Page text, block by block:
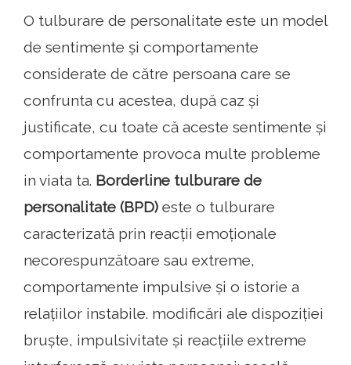
O tulburare de personalitate este un model
de sentimente și comportamente
considerate de către persoana care se
confrunta cu acestea, după caz ​​și
justificate, cu toate că aceste sentimente și
comportamente provoca multe probleme
in viata ta. Borderline tulburare de
personalitate (BPD) este o tulburare
caracterizată prin reacții emoționale
necorespunzătoare sau extreme,
comportamente impulsive și o istorie a
relațiilor instabile. modificări ale dispoziției
bruște, impulsivitate și reacțiile extreme